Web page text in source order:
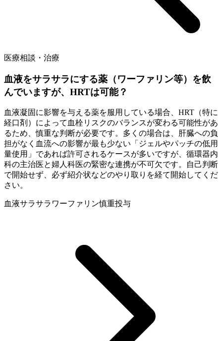
医療相談・治療
血液をサラサラにする薬（ワーファリン等）を飲
んでいますが、HRTは可能？
血液凝固に影響を与える薬を服用している場合、HRT（特に
経口剤）によって血栓リスクのバランスが変わる可能性があ
るため、慎重な判断が必要です。多くの場合は、肝臓への負
担がなく血流への影響が最も少ない「ジェルやパッチの低用
量使用」であれば許可されるケースが多いですが、循環器内
科の主治医と婦人科医の緊密な連携が不可欠です。自己判断
で開始せず、必ず紹介状などのやり取りを経て開始してくだ
さい。
血液サラサラ ワーファリン慎重投与